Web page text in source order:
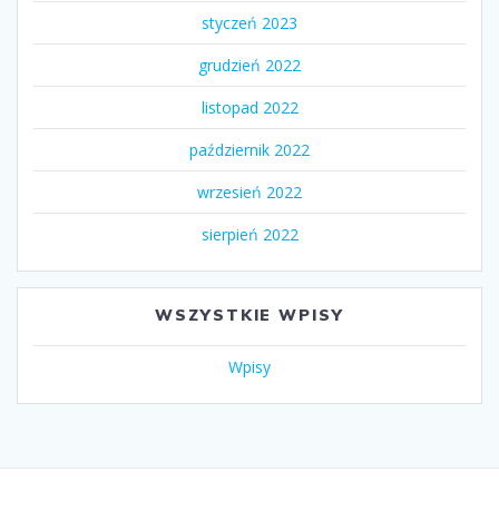
styczeń 2023
grudzień 2022
listopad 2022
październik 2022
wrzesień 2022
sierpień 2022
WSZYSTKIE WPISY
Wpisy